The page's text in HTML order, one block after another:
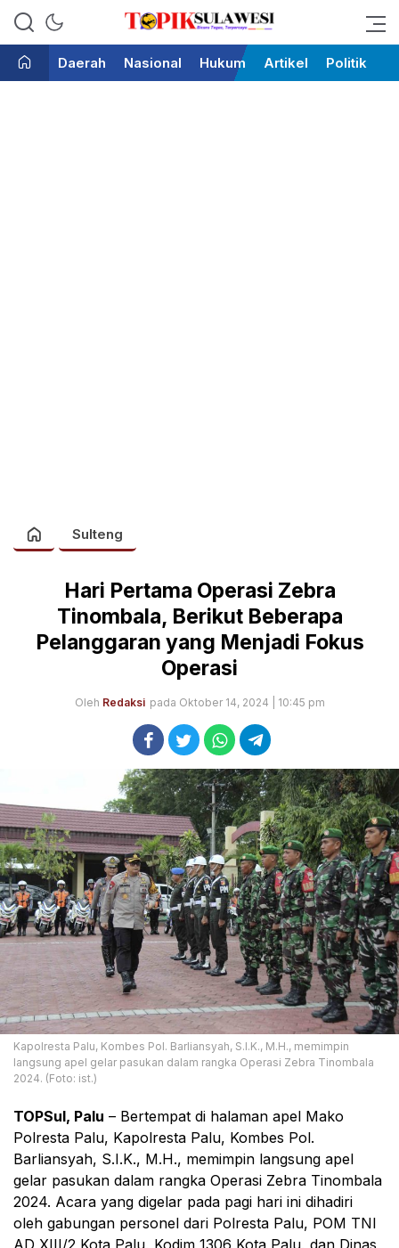
Topik Sulawesi
Bicara Tegas Terpercaya
Daerah
Nasional Hukum Artikel Politik
Sulteng
Hari Pertama Operasi Zebra
Tinombala, Berikut Beberapa
Pelanggaran yang Menjadi Fokus
Operasi
Oleh Redaksi pada Oktober 14, 2024 | 10:45 pm
Kapolresta Palu, Kombes Pol. Barliansyah, S.I.K., M.H., memimpin
langsung apel gelar pasukan dalam rangka Operasi Zebra Tinombala
2024. (Foto: ist.)
TOPSul, Palu – Bertempat di halaman apel Mako
Polresta Palu, Kapolresta Palu, Kombes Pol.
Barliansyah, S.I.K., M.H., memimpin langsung apel
gelar pasukan dalam rangka Operasi Zebra Tinombala
2024. Acara yang digelar pada pagi hari ini dihadiri
oleh gabungan personel dari Polresta Palu, POM TNI